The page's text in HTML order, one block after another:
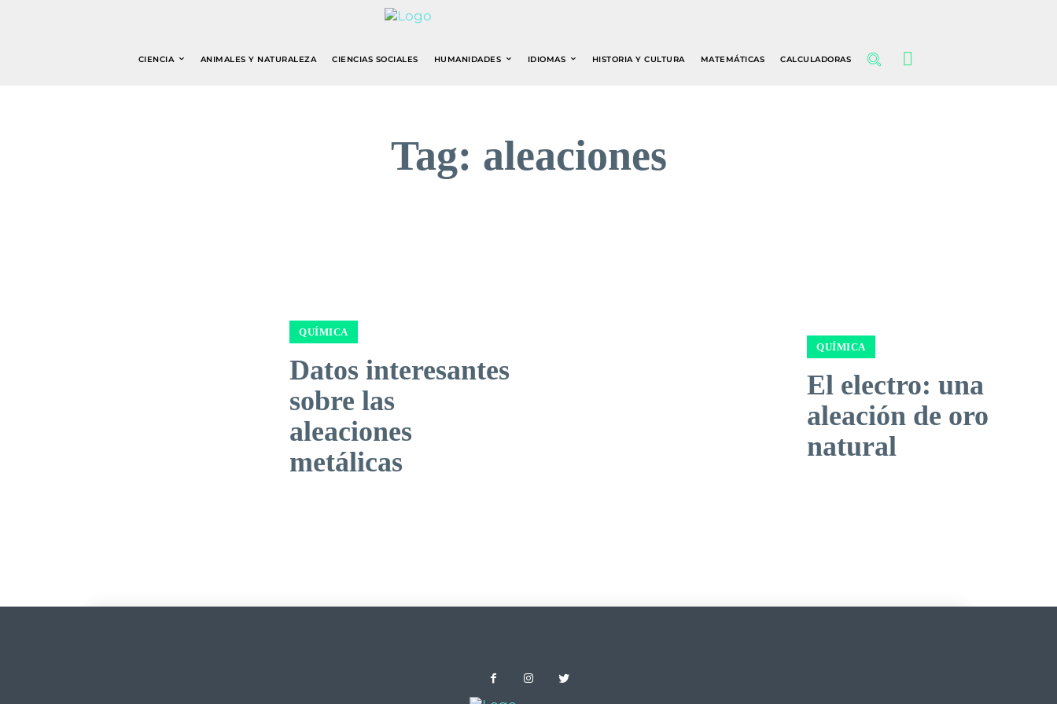
CIENCIA ANIMALES Y NATURALEZA CIENCIAS SOCIALES HUMANIDADES IDIOMAS HISTORIA Y CULTURA MATEMÁTICAS CALCULADORAS
Tag: aleaciones
QUÍMICA
Datos interesantes
sobre las
aleaciones
metálicas
QUÍMICA
El electro: una
aleación de oro
natural